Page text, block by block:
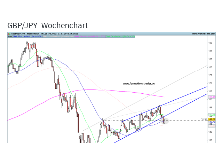
GBP/JPY -Wochenchart-